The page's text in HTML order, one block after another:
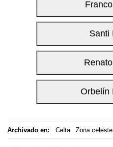
Archivado en: Celta Zona celeste